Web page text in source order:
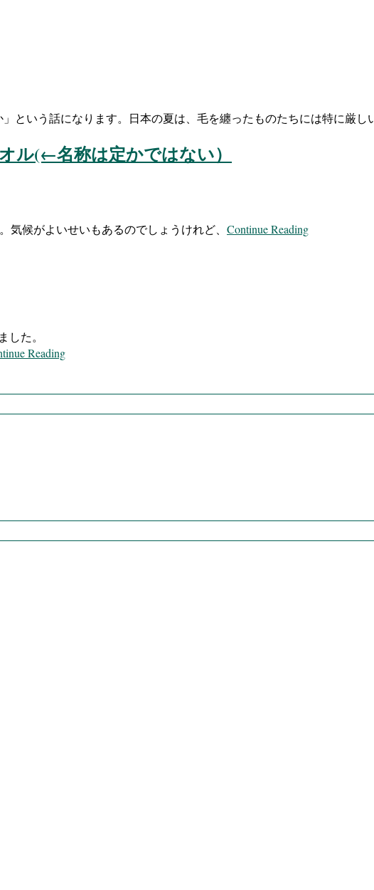
という話になります。日本の夏は、毛を纏ったものたちには特に厳し
ル(←名称は定かではない）
候がよいせいもあるのでしょうけれど、 Continue Reading
した。
Reading